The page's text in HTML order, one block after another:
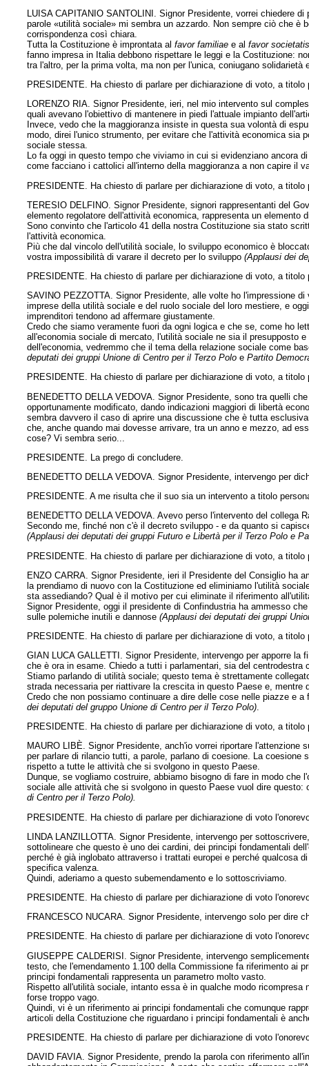
LUISA CAPITANIO SANTOLINI. Signor Presidente, vorrei chiedere
parole «utilità sociale» mi sembra un azzardo. Non sempre ciò che è
corrispondenza così chiara.
Tutta la Costituzione è improntata alfavor familiae e alfavor
fanno impresa in Italia debbono rispettare le leggi e la Costituzione:
tra l'altro, per la prima volta, ma non per l'unica, coniugano
PRESIDENTE. Ha chiesto di parlare per dichiarazione di voto, a
LORENZO RIA. Signor Presidente, ieri, nel mio intervento sul
quali avevano l'obiettivo di mantenere in piedi l'attuale impianto
Invece, vedo che la maggioranza insiste in questa sua volontà di
modo, direi l'unico strumento, per evitare che l'attività economica sia
sociale stessa.
Lo fa oggi in questo tempo che viviamo in cui si evidenziano ancora
come facciano i cattolici all'interno della maggioranza a non capire il
PRESIDENTE. Ha chiesto di parlare per dichiarazione di voto, a
TERESIO DELFINO. Signor Presidente, signori rappresentanti del
elemento regolatore dell'attività economica, rappresenta un elemento
Sono convinto che l'articolo 41 della nostra Costituzione sia stato
l'attività economica.
Più che dal vincolo dell'utilità sociale, lo sviluppo economico è
vostra impossibilità di varare il decreto per lo sviluppo(Applausi dei
PRESIDENTE. Ha chiesto di parlare per dichiarazione di voto, a
SAVINO PEZZOTTA. Signor Presidente, alle volte ho l'impressione
imprese della utilità sociale e del ruolo sociale del loro mestiere, e
imprenditori tendono ad affermare giustamente.
Credo che siamo veramente fuori da ogni logica e che se, come ho
all'economia sociale di mercato, l'utilità sociale ne sia il presupposto
dell'economia, vedremmo che il tema della relazione sociale come
deputati dei gruppi Unione di Centro per il Terzo Polo ePartito
PRESIDENTE. Ha chiesto di parlare per dichiarazione di voto, a
BENEDETTO DELLA VEDOVA. Signor Presidente, sono tra quelli
opportunamente modificato, dando indicazioni maggiori di libertà
sembra davvero il caso di aprire una discussione che è tutta
che, anche quando mai dovesse arrivare, tra un anno e mezzo, ad
cose? Vi sembra serio...
PRESIDENTE. La prego di concludere.
BENEDETTO DELLA VEDOVA. Signor Presidente, intervengo per
PRESIDENTE. A me risulta che il suo sia un intervento a titolo
BENEDETTO DELLA VEDOVA. Avevo perso l'intervento del collega
Secondo me, finché non c'è il decreto sviluppo - e da quanto si
(Applausi dei deputati dei gruppi Futuro e Libertà per il Terzo Polo e
PRESIDENTE. Ha chiesto di parlare per dichiarazione di voto, a
ENZO CARRA. Signor Presidente, ieri il Presidente del Consiglio ha
la prendiamo di nuovo con la Costituzione ed eliminiamo l'utilità
sta assediando? Qual è il motivo per cui eliminate il riferimento
Signor Presidente, oggi il presidente di Confindustria ha ammesso
sulle polemiche inutili e dannose(Applausi dei deputati dei gruppi
PRESIDENTE. Ha chiesto di parlare per dichiarazione di voto, a
GIAN LUCA GALLETTI. Signor Presidente, intervengo per apporre
che è ora in esame. Chiedo a tutti i parlamentari, sia del
Stiamo parlando di utilità sociale; questo tema è strettamente
strada necessaria per riattivare la crescita in questo Paese e,
Credo che non possiamo continuare a dire delle cose nelle piazze e
dei deputati del gruppo Unione di Centro per il Terzo Polo).
PRESIDENTE. Ha chiesto di parlare per dichiarazione di voto, a
MAURO LIBÈ. Signor Presidente, anch'io vorrei riportare
per parlare di rilancio tutti, a parole, parlano di coesione. La
rispetto a tutte le attività che si svolgono in questo Paese.
Dunque, se vogliamo costruire, abbiamo bisogno di fare in modo
sociale alle attività che si svolgono in questo Paese vuol dire
di Centro per il Terzo Polo).
PRESIDENTE. Ha chiesto di parlare per dichiarazione di voto
LINDA LANZILLOTTA. Signor Presidente, intervengo per
sottolineare che questo è uno dei cardini, dei principi fondamentali
perché è già inglobato attraverso i trattati europei e perché qualcosa
specifica valenza.
Quindi, aderiamo a questo subemendamento e lo sottoscriviamo.
PRESIDENTE. Ha chiesto di parlare per dichiarazione di voto
FRANCESCO NUCARA. Signor Presidente, intervengo solo per dire
PRESIDENTE. Ha chiesto di parlare per dichiarazione di voto
GIUSEPPE CALDERISI. Signor Presidente, intervengo
testo, che l'emendamento 1.100 della Commissione fa riferimento ai
principi fondamentali rappresenta un parametro molto vasto.
Rispetto all'utilità sociale, intanto essa è in qualche modo
forse troppo vago.
Quindi, vi è un riferimento ai principi fondamentali che comunque
articoli della Costituzione che riguardano i principi fondamentali è
PRESIDENTE. Ha chiesto di parlare per dichiarazione di voto
DAVID FAVIA. Signor Presidente, prendo la parola con riferimento